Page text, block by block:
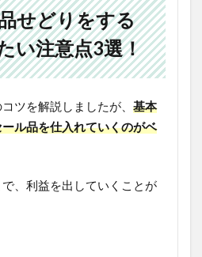
せどりをする
い注意点3選！
ツを解説しましたが、 基本
ル品を仕入れていくのがベ
、利益を出していくことが